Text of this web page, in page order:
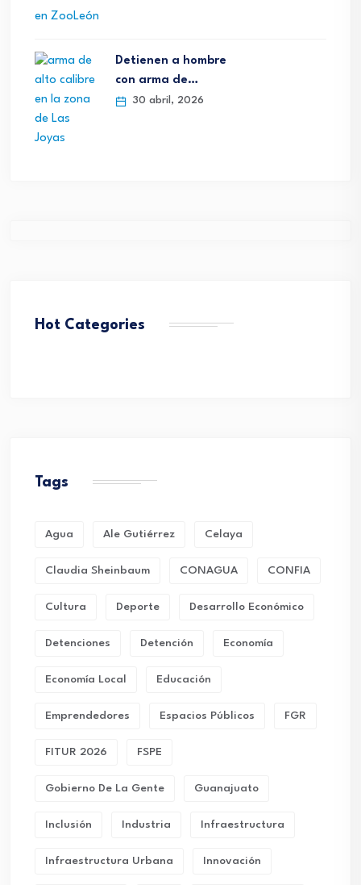
Detienen a hombre
con arma de…
30 abril, 2026
Hot Categories
Tags
Agua Ale Gutiérrez Celaya
Claudia Sheinbaum CONAGUA CONFIA
Cultura Deporte Desarrollo Económico
Detenciones Detención Economía
Economía Local Educación
Emprendedores Espacios Públicos FGR
FITUR 2026 FSPE
Gobierno De La Gente Guanajuato
Inclusión Industria Infraestructura
Infraestructura Urbana Innovación